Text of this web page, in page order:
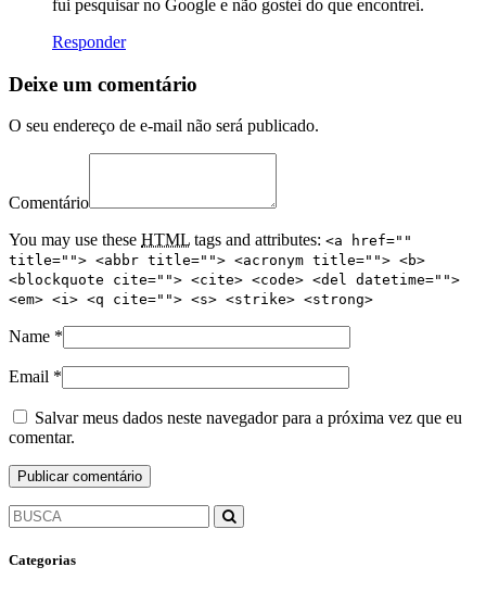
fui pesquisar no Google e não gostei do que encontrei.
Responder
Deixe um comentário
O seu endereço de e-mail não será publicado.
Comentário
You may use these HTML tags and attributes: <a href=""
title=""> <abbr title=""> <acronym title=""> <b>
<blockquote cite=""> <cite> <code> <del datetime="">
<em> <i> <q cite=""> <s> <strike> <strong>
Name *
Email *
Salvar meus dados neste navegador para a próxima vez que eu
comentar.
Categorias